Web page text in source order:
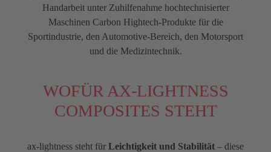
Handarbeit unter Zuhilfenahme hochtechnisierter
Maschinen Carbon Hightech-Produkte für die
Sportindustrie, den Automotive-Bereich, den Motorsport
und die Medizintechnik.
WOFÜR AX-LIGHTNESS
COMPOSITES STEHT
ax-lightness steht für Leichtigkeit und Stabilität – diese